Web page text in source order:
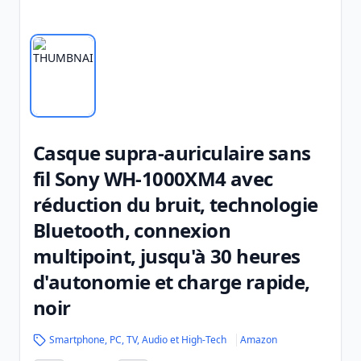
Casque supra-auriculaire sans
fil Sony WH-1000XM4 avec
réduction du bruit, technologie
Bluetooth, connexion
multipoint, jusqu'à 30 heures
d'autonomie et charge rapide,
noir
Smartphone, PC, TV, Audio et High-Tech Amazon